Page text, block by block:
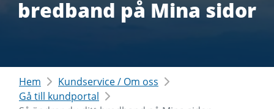
bredband på Mina sidor
Hem
Kundservice / Om oss
Gå till kundportal